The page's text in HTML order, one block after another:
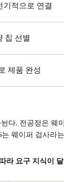
기적으로 연결
칩 선별
제품 완성
다. 전공정은 웨
는 웨이퍼 검사라
라 요구 지식이